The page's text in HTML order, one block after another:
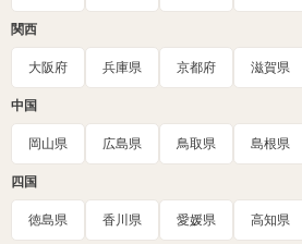
関西
大阪府 兵庫県 京都府 滋賀県
中国
岡山県 広島県 鳥取県 島根県
四国
徳島県 香川県 愛媛県 高知県